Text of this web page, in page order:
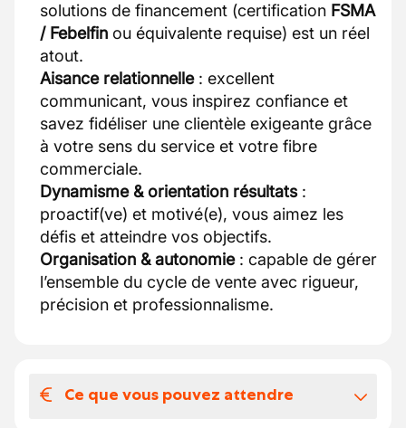
solutions de financement (certification FSMA
/ Febelfin ou équivalente requise) est un réel
atout.
Aisance relationnelle: excellent
communicant, vous inspirez confiance et
savez fidéliser une clientèle exigeante grâce
à votre sens du service et votre fibre
commerciale.
Dynamisme & orientation résultats:
proactif(ve) et motivé(e), vous aimez les
défis et atteindre vos objectifs.
Organisation & autonomie: capable de gérer
l’ensemble du cycle de vente avec rigueur,
précision et professionnalisme.
Ce que vous pouvez attendre